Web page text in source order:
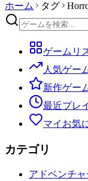
ホーム タグ
ゲームリ
人気ゲー
新作ゲー
最近プレ
マイお気
カテゴリ
アドベンチャ